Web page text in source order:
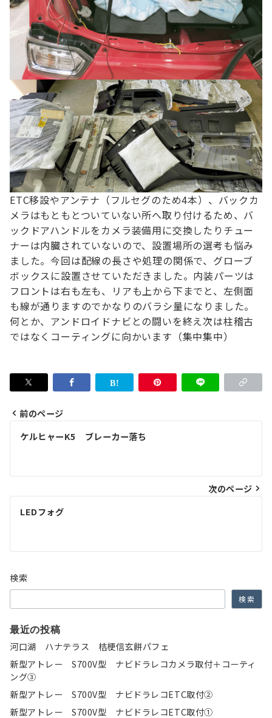
ETC移設やアンテナ（フルセグのため4本）、 バックカ
メラはもともとついていない所へ取り付けるため、 バ
ックドアハンドルをカメラ装備用に交換したり チュー
ナーは内臓されていないので、 設置場所の選考も悩み
ました。今回は配線の長さや処理の関係で、グローブ
ボックスに設置させていただきました。 内装パーツは
フロントは右も左も、リアも上から下までと、左側面
も線が通りますのでかなりのバラシ量になりました。
何とか、アンドロイドナビとの闘いを終え次は柱稽古
ではなくコーティングに向かいます（集中集中）
ビ
ゲ
シ
ョ
ン
前のページ
ケルヒャーK5 ブレーカー落ち
次のページ
LEDフォグ
検索
検索
最近の投稿
河口湖 ハナテラス 桔梗信玄餅パフェ
新型アトレー S700V型 ナビドラレコカメラ取付＋コーティ
ング③
新型アトレー S700V型 ナビドラレコETC取付②
新型アトレー S700V型 ナビドラレコETC取付①